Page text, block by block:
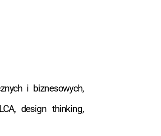
i biznesowych,
design thinking,